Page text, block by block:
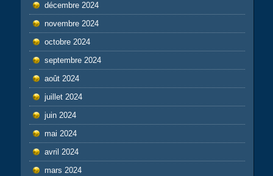
décembre 2024
novembre 2024
octobre 2024
septembre 2024
août 2024
juillet 2024
juin 2024
mai 2024
avril 2024
mars 2024